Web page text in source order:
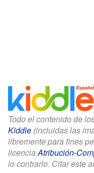
Todo el contenido de
Kiddle (incluidas las
libremente para fines
licenciaAtribución-
lo contrario. Citar este